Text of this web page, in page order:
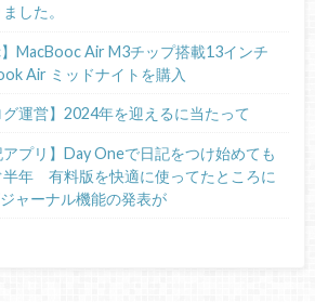
した。
】MacBooc Air M3チップ搭載13インチ
Air ミッドナイトを購入
グ運営】2024年を迎えるに当たって
アプリ】Day Oneで日記をつけ始めても
半年 有料版を快適に使ってたところに
ャーナル機能の発表が